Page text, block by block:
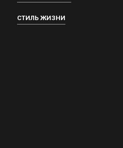
СТИЛЬ ЖИЗНИ